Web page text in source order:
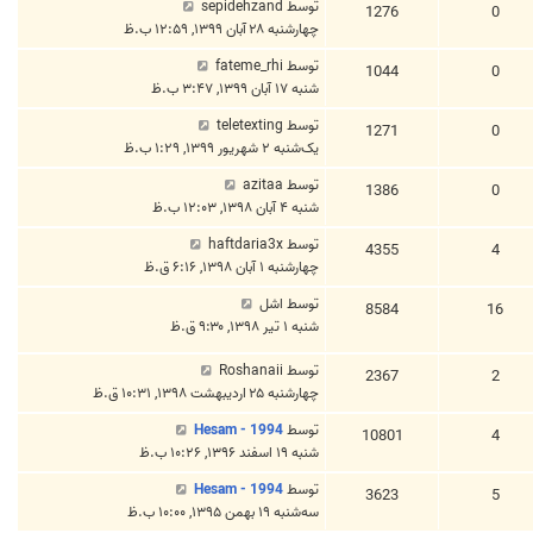
0
1276 توسط sepidehzand
چهارشنبه ۲۸ آبان ۱۳۹۹, ۱۲:۵۹ ب.ظ
0
1044 توسط fateme_rhi
شنبه ۱۷ آبان ۱۳۹۹, ۳:۴۷ ب.ظ
0
1271 توسط teletexting
یک‌شنبه ۲ شهریور ۱۳۹۹, ۱:۲۹ ب.ظ
0
1386 توسط azitaa
شنبه ۴ آبان ۱۳۹۸, ۱۲:۰۳ ب.ظ
4
4355 توسطhaftdaria3x
چهارشنبه ۱ آبان ۱۳۹۸, ۶:۱۶ ق.ظ
16
8584 توسط اشل
شنبه ۱ تیر ۱۳۹۸, ۹:۳۰ ق.ظ
2
2367 توسط Roshanaii
چهارشنبه ۲۵ اردیبهشت ۱۳۹۸, ۱۰:۳۱ ق.ظ
4
10801 توسطHesam - 1994
شنبه ۱۹ اسفند ۱۳۹۶, ۱۰:۲۶ ب.ظ
5
3623 توسطHesam - 1994
سه‌شنبه ۱۹ بهمن ۱۳۹۵, ۱۰:۰۰ ب.ظ